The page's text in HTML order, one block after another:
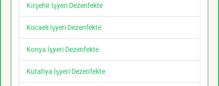
Kırşehir İşyeri Dezenfekte
Kocaeli İşyeri Dezenfekte
Konya İşyeri Dezenfekte
Kütahya İşyeri Dezenfekte